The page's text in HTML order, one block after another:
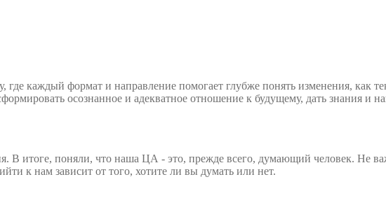
каждый формат и направление помогает глубже понять изменения, как
осознанное и адекватное отношение к будущему, дать знания и
В итоге, поняли, что наша ЦА - это, прежде всего, думающий человек. Не
к нам зависит от того, хотите ли вы думать или нет.